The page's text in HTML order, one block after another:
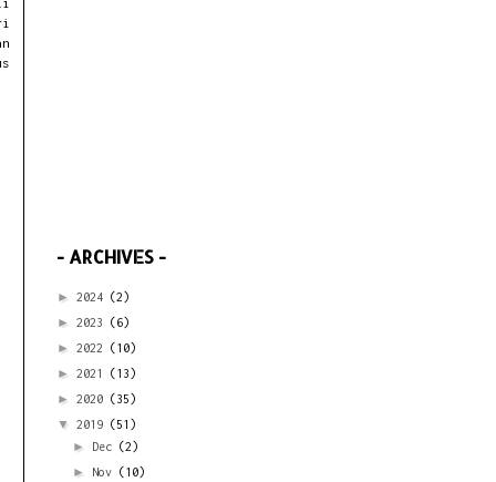
- ARCHIVES -
► 2024 (2)
► 2023 (6)
► 2022 (10)
► 2021 (13)
► 2020 (35)
▼ 2019 (51)
► Dec (2)
► Nov (10)